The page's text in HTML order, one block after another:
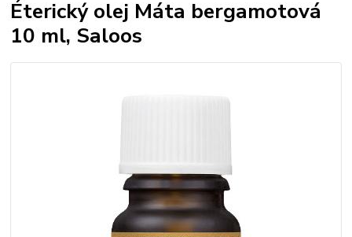
Éterický olej Máta bergamotová
10 ml, Saloos